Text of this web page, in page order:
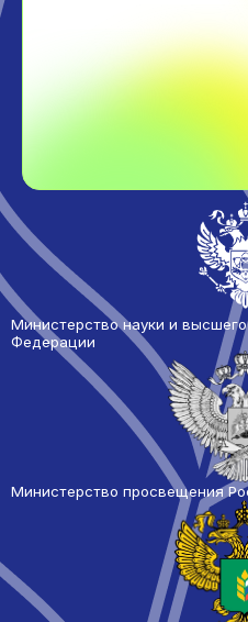
Министерство науки и
Федерации
Министерство просвещения